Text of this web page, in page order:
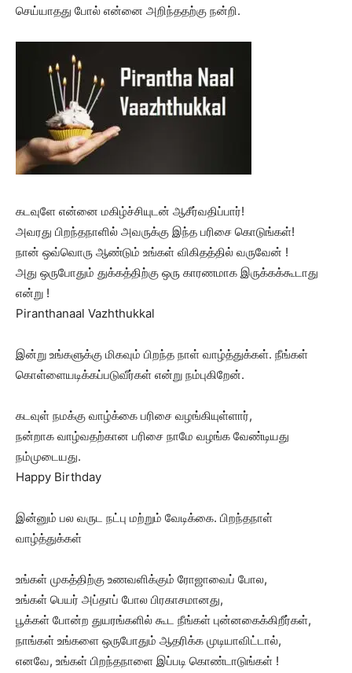
செய்யாதது போல் என்னை அறிந்ததற்கு நன்றி.
கடவுளே என்னை மகிழ்ச்சியுடன் ஆசீர்வதிப்பார்!
அவரது பிறந்தநாளில் அவருக்கு இந்த பரிசை கொடுங்கள்!
நான் ஒவ்வொரு ஆண்டும் உங்கள் விகிதத்தில் வருவேன் !
அது ஒருபோதும் துக்கத்திற்கு ஒரு காரணமாக இருக்கக்கூடாது
என்று !
Piranthanaal Vazhthukkal
இன்று உங்களுக்கு மிகவும் பிறந்த நாள் வாழ்த்துக்கள். நீங்கள்
கொள்ளையடிக்கப்படுவீர்கள் என்று நம்புகிறேன்.
கடவுள் நமக்கு வாழ்க்கை பரிசை வழங்கியுள்ளார்,
நன்றாக வாழ்வதற்கான பரிசை நாமே வழங்க வேண்டியது
நம்முடையது.
Happy Birthday
இன்னும் பல வருட நட்பு மற்றும் வேடிக்கை. பிறந்தநாள்
வாழ்த்துக்கள்
உங்கள் முகத்திற்கு உணவளிக்கும் ரோஜாவைப் போல,
உங்கள் பெயர் அப்தாப் போல பிரகாசமானது,
பூக்கள் போன்ற துயரங்களில் கூட நீங்கள் புன்னகைக்கிறீர்கள்,
நாங்கள் உங்களை ஒருபோதும் ஆதரிக்க முடியாவிட்டால்,
எனவே, உங்கள் பிறந்தநாளை இப்படி கொண்டாடுங்கள் !